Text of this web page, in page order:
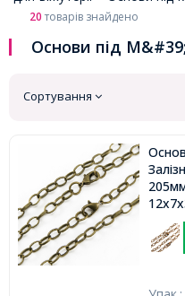
20товарів знайдено
Основи під
Сортування